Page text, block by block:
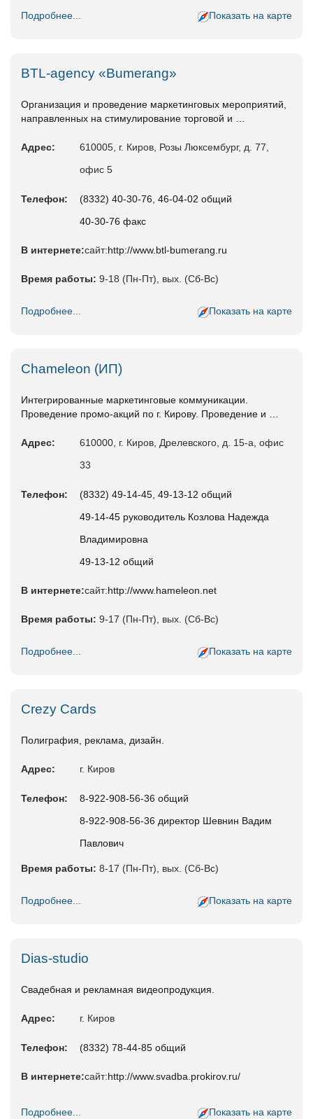
Подробнее... Показать на карте
BTL-agency «Bumerang»
Организация и проведение маркетинговых мероприятий,
направленных на стимулирование торговой и …
Адрес:
610005, г. Киров, Розы Люксембург, д. 77,
офис 5
Телефон:
(8332) 40-30-76, 46-04-02 общий
40-30-76 факс
В интернете:сайт:http://www.btl-bumerang.ru
Время работы: 9-18 (Пн-Пт), вых. (Сб-Вс)
Подробнее... Показать на карте
Chameleon (ИП)
Интегрированные маркетинговые коммуникации.
Проведение промо-акций по г. Кирову. Проведение и …
Адрес:
610000, г. Киров, Дрелевского, д. 15-а, офис
33
Телефон:
(8332) 49-14-45, 49-13-12 общий
49-14-45 руководитель Козлова Надежда
Владимировна
49-13-12 общий
В интернете:сайт:http://www.hameleon.net
Время работы: 9-17 (Пн-Пт), вых. (Сб-Вс)
Подробнее... Показать на карте
Crezy Cards
Полиграфия, реклама, дизайн.
Адрес: г. Киров
Телефон:
8-922-908-56-36 общий
8-922-908-56-36 директор Шевнин Вадим
Павлович
Время работы: 8-17 (Пн-Пт), вых. (Сб-Вс)
Подробнее... Показать на карте
Dias-studio
Свадебная и рекламная видеопродукция.
Адрес: г. Киров
Телефон: (8332) 78-44-85 общий
В интернете:сайт:http://www.svadba.prokirov.ru/
Подробнее... Показать на карте